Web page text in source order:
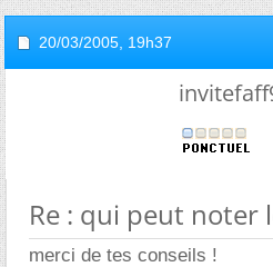
20/03/2005, 19h37
Re : qui peut noter
merci de tes conseils !